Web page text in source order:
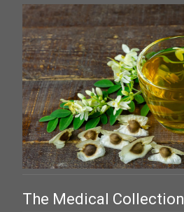
The Medical Collection